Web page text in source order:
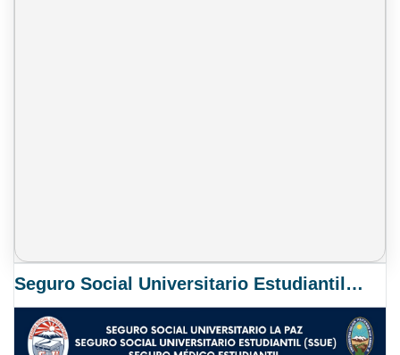
Seguro Social Universitario Estudiantil SSUE